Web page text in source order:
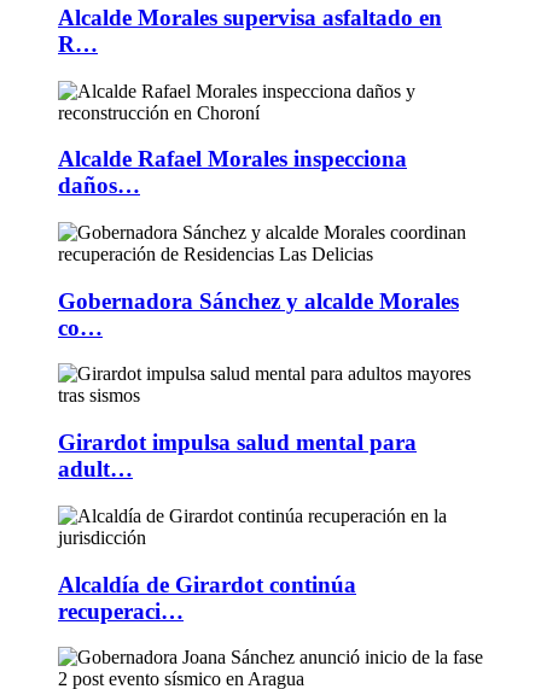
Alcalde Morales supervisa asfaltado en
R…
Alcalde Rafael Morales inspecciona
daños…
Gobernadora Sánchez y alcalde Morales
co…
Girardot impulsa salud mental para
adult…
Alcaldía de Girardot continúa
recuperaci…